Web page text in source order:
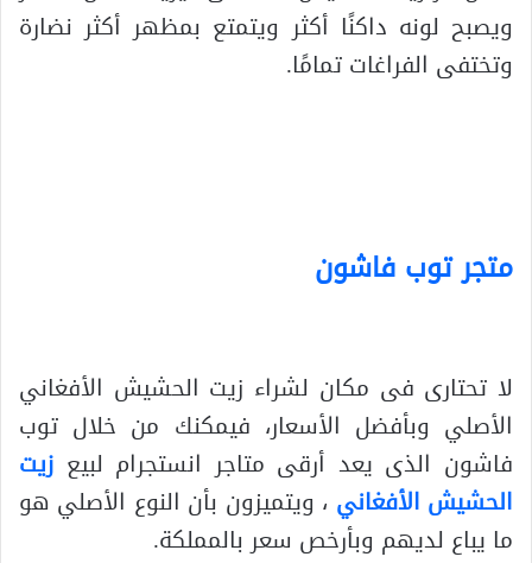
ويصبح لونه داكنًا أكثر ويتمتع بمظهر أكثر نضارة
وتختفى الفراغات تمامًا.
متجر توب فاشون
لا تحتارى فى مكان لشراء زيت الحشيش الأفغاني
الأصلي وبأفضل الأسعار، فيمكنك من خلال توب
فاشون الذى يعد أرقى متاجر انستجرام لبيع زيت
الحشيش الأفغاني ، ويتميزون بأن النوع الأصلي هو
ما يباع لديهم وبأرخص سعر بالمملكة.